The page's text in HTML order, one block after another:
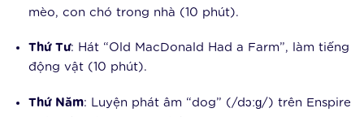
mèo, con chó trong nhà (10 phút).
Thứ Tư: Hát “Old MacDonald Had a Farm”, làm tiếng
động vật (10 phút).
Thứ Năm: Luyện phát âm “dog” (/dɔːɡ/) trên Enspire